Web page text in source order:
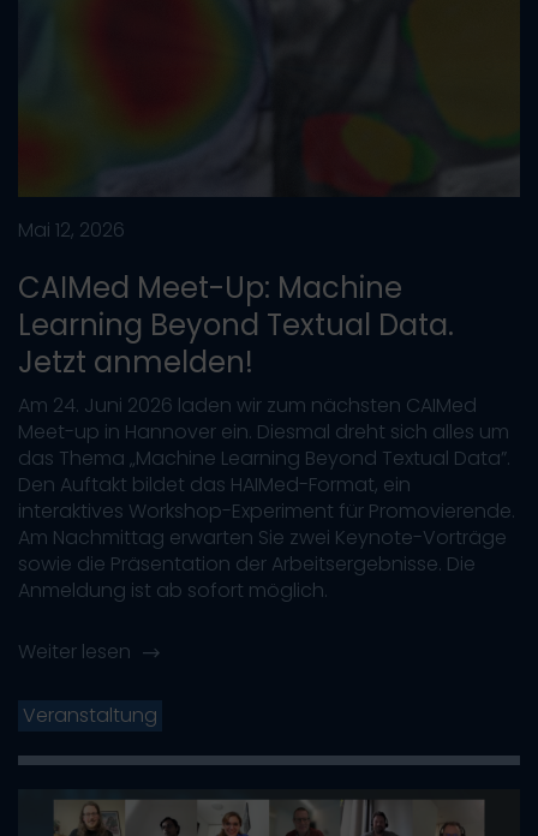
Mai 12, 2026
CAIMed Meet-Up: Machine
Learning Beyond Textual Data.
Jetzt anmelden!
Am 24. Juni 2026 laden wir zum nächsten CAIMed
Meet-up in Hannover ein. Diesmal dreht sich alles um
das Thema „Machine Learning Beyond Textual Data”.
Den Auftakt bildet das HAIMed-Format, ein
interaktives Workshop-Experiment für Promovierende.
Am Nachmittag erwarten Sie zwei Keynote-Vorträge
sowie die Präsentation der Arbeitsergebnisse. Die
Anmeldung ist ab sofort möglich.
Weiter lesen
Veranstaltung